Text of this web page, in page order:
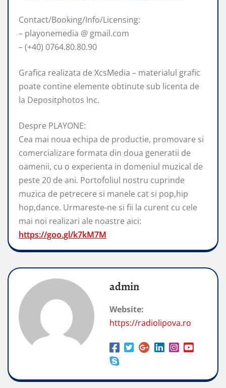
Contact/Booking/Info/Licensing:
– playonemedia @ gmail.com
– (+40) 0764.80.80.90
Grafica realizata de XcsMedia – materialul grafic
poate contine elemente obtinute sub licenta de
la Depositphotos Inc.
Despre PLAYONE:
Cea mai noua echipa de productie, promovare si
comercializare formata din doua generatii de
oamenii, cu o experienta in domeniul muzical de
peste 20 de ani. Portofoliul nostru cuprinde
muzica de petrecere si manele cat si pop,hip
hop,dance. Urmareste-ne si fii la curent cu cele
mai noi realizari ale noastre aici:
https://goo.gl/k7kM7M
admin
Website:
https://radiolipova.ro